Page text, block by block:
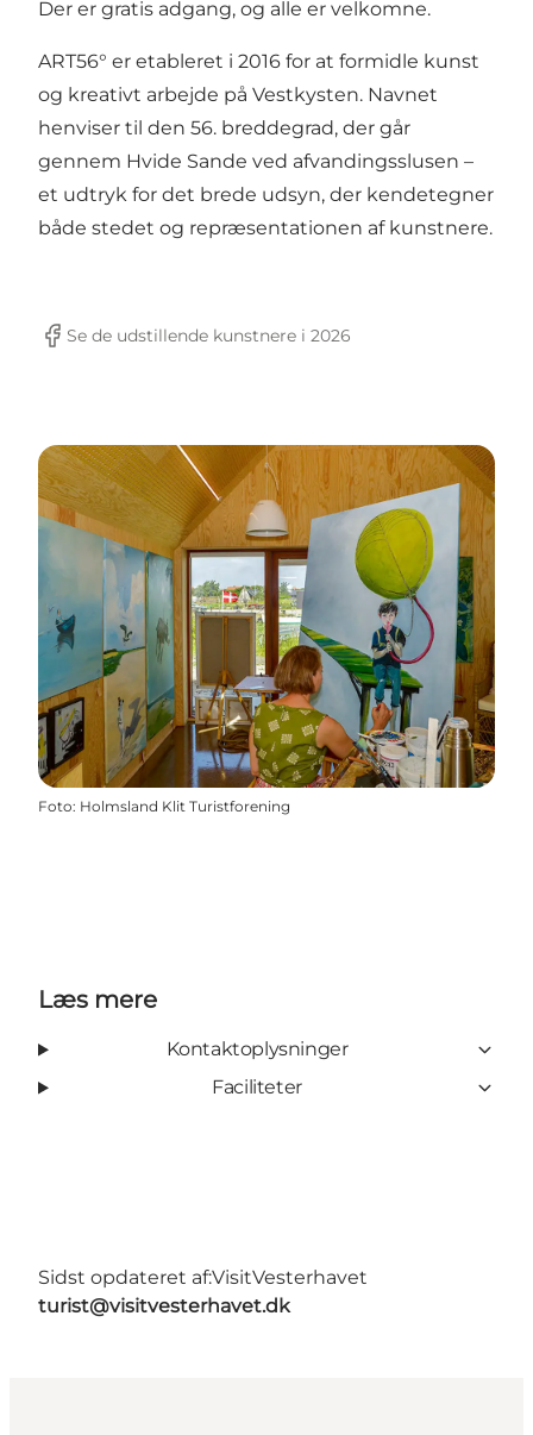
Der er gratis adgang, og alle er velkomne.
ART56° er etableret i 2016 for at formidle kunst
og kreativt arbejde på Vestkysten. Navnet
henviser til den 56. breddegrad, der går
gennem Hvide Sande ved afvandingsslusen –
et udtryk for det brede udsyn, der kendetegner
både stedet og repræsentationen af kunstnere.
Facebook
Se de udstillende kunstnere i 2026
Foto: Holmsland Klit Turistforening
Læs mere
Kontaktoplysninger
Faciliteter
Sidst opdateret af:VisitVesterhavet
turist@visitvesterhavet.dk